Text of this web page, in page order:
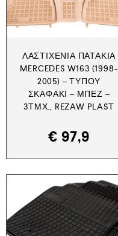
ΛΑΣΤΙΧΈΝΙΑ ΠΑΤΆΚΙΑ
MERCEDES W163 (1998-
2005) – ΤΎΠΟΥ
ΣΚΑΦΆΚΙ – ΜΠΕΖ –
3ΤΜΧ., REZAW PLAST
€ 97,9